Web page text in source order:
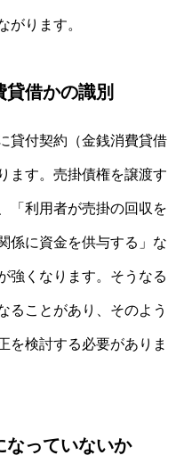
がります。
借かの識別
貸付契約（金銭消費貸借
ます。売掛債権を譲渡す
「利用者が売掛の回収を
係に資金を供与する」な
強くなります。そうなる
ることがあり、そのよう
を検討する必要がありま
なっていないか